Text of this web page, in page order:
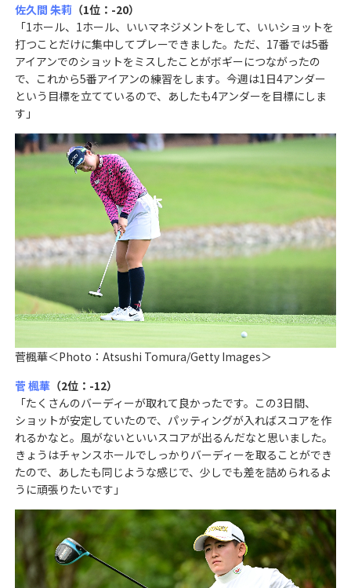
佐久間 朱莉（1位：-20）
「1ホール、1ホール、いいマネジメントをして、いいショットを
打つことだけに集中してプレーできました。ただ、17番では5番
アイアンでのショットをミスしたことがボギーにつながったの
で、これから5番アイアンの練習をします。今週は1日4アンダー
という目標を立てているので、あしたも4アンダーを目標にしま
す」
菅楓華＜Photo：Atsushi Tomura/Getty Images＞
菅 楓華（2位：-12）
「たくさんのバーディーが取れて良かったです。この3日間、
ショットが安定していたので、パッティングが入ればスコアを作
れるかなと。風がないといいスコアが出るんだなと思いました。
きょうはチャンスホールでしっかりバーディーを取ることができ
たので、あしたも同じような感じで、少しでも差を詰められるよ
うに頑張りたいです」